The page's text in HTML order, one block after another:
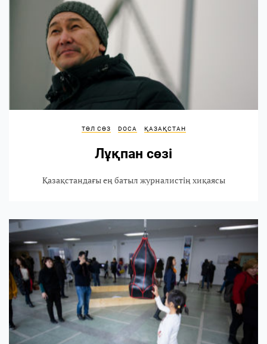
ТӨЛ СӨЗ DOCA ҚАЗАҚСТАН
Лұқпан сөзі
Қазақстандағы ең батыл журналистің хиқаясы